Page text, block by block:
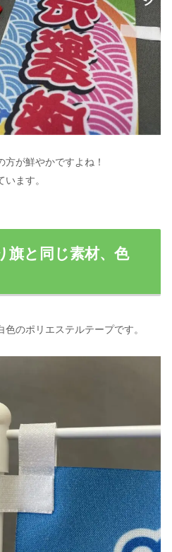
が鮮やかですよね！
ます。
旗と同じ素材、色
のポリエステルテープです。